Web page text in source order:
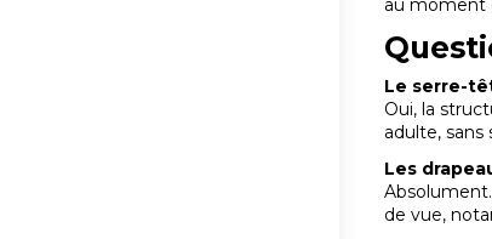
au moment
Le serre-
Oui, la
adulte, sans
Les
de vue,